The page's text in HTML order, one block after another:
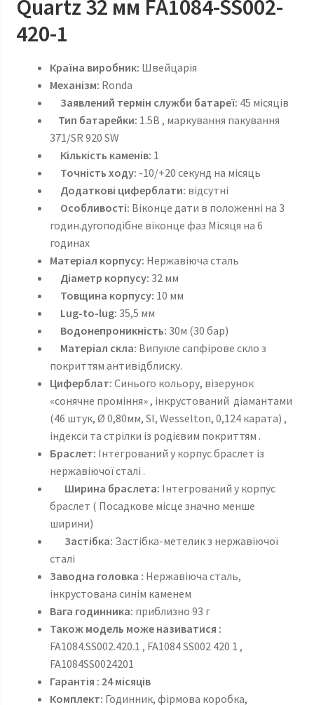
Quartz 32 мм FA1084-SS002-
420-1
Країна виробник: Швейцарія
Механізм: Ronda
Заявлений термін служби батареї: 45 місяців
Тип батарейки: 1.5В , маркування пакування
371/SR 920 SW
Кількість каменів: 1
Точність ходу: -10/+20 секунд на місяць
Додаткові циферблати: відсутні
Особливості: Віконце дати в положенні на 3
годин.дугоподібне віконце фаз Місяця на 6
годинах
Матеріал корпусу: Нержавіюча сталь
Діаметр корпусу: 32 мм
Товщина корпусу: 10 мм
Lug-to-lug: 35,5 мм
Водонепроникність: 30м (30 бар)
Матеріал скла: Випукле сапфірове скло з
покриттям антивідблиску.
Циферблат: Синього кольору, візерунок
«сонячне проміння» , інкрустований діамантами
(46 штук, Ø 0,80мм, SI, Wesselton, 0,124 карата) ,
індекси та стрілки із родієвим покриттям .
Браслет: Інтегрований у корпус браслет із
нержавіючої сталі .
Ширина браслета: Інтегрований у корпус
браслет ( Посадкове місце значно менше
ширини)
Застібка: Застібка-метелик з нержавіючої
сталі
Заводна головка : Нержавіюча сталь,
інкрустована синім каменем
Вага годинника: приблизно 93 г
Також модель може називатися :
FA1084.SS002.420.1 , FA1084 SS002 420 1 ,
FA1084SS0024201
Гарантія : 24 місяців
Комплект: Годинник, фірмова коробка,